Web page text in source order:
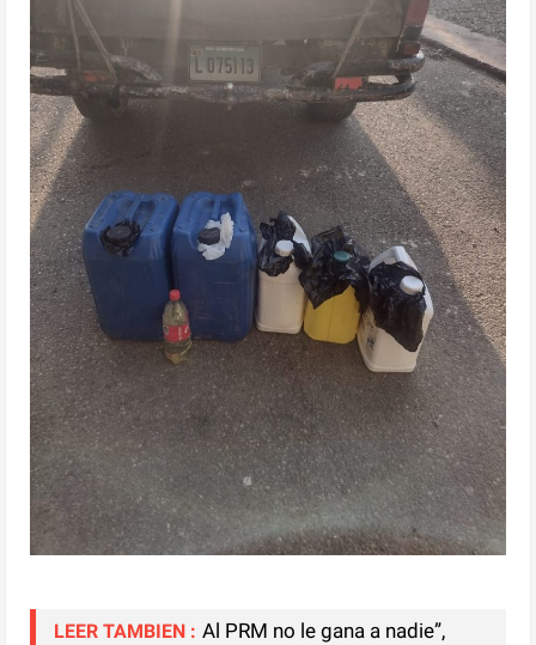
LEER TAMBIEN : Al PRM no le gana a nadie”,